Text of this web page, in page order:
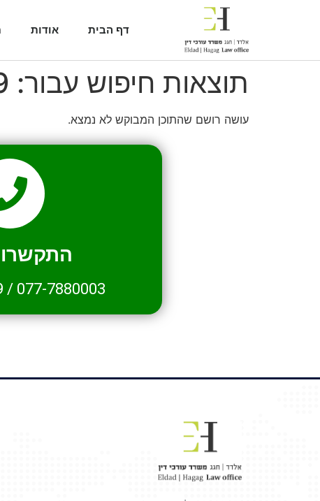
דף הבית אודות
תוצאות חיפוש עבור:
עושה רושם שהתוכן המבוקש לא נמצא.
התקשרו
077-7880003
/